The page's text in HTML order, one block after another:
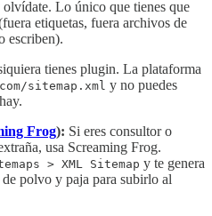
Lo único que tienes que
etiquetas, fuera archivos de
escriben).
tienes plugin. La plataforma
sitemap.xml y no puedes
Frog): Si eres consultor o
usa Screaming Frog.
> XML Sitemap y te genera
polvo y paja para subirlo al